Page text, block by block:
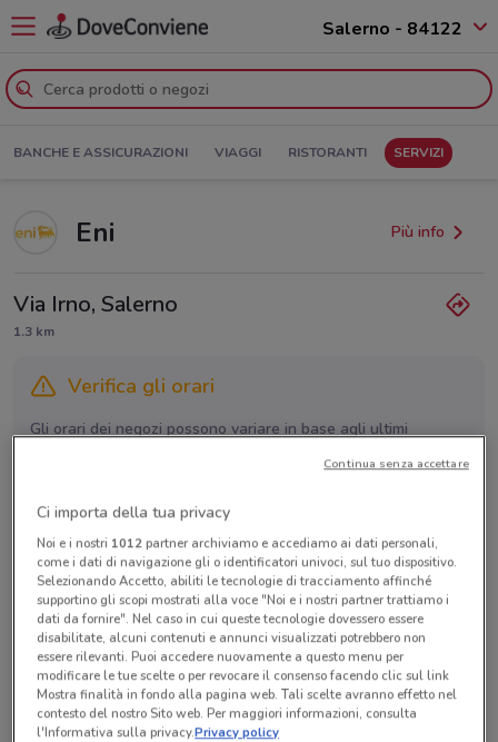
Salerno - 84122
BANCHE E ASSICURAZIONI VIAGGI RISTORANTI SERVIZI
Eni Più info
Via Irno, Salerno
1.3 km
Verifica gli orari
Gli orari dei negozi possono variare in base agli ultimi
provvedimenti regionali o nazionali. Verifica l’accuratezza
Chiama il negozio
Lunedì n.d.
Martedì n.d.
Mercoledì n.d.
Giovedì n.d.
Venerdì n.d.
Sabato n.d.
Domenica n.d.
800 900700
Tutte le promozioni di questo negozio
Ci importa della tua privacy
Noi e i nostri 1012partner archiviamo e accediamo ai dati personali,
come i dati di navigazione gli o identificatori univoci, sul tuo dispositivo.
Selezionando Accetto, abiliti le tecnologie di tracciamento affinché
supportino gli scopi mostrati alla voce "Noi e i nostri partner trattiamo i
dati da fornire". Nel caso in cui queste tecnologie dovessero essere
disabilitate, alcuni contenuti e annunci visualizzati potrebbero non
essere rilevanti. Puoi accedere nuovamente a questo menu per
modificare le tue scelte o per revocare il consenso facendo clic sul link
Mostra finalità in fondo alla pagina web. Tali scelte avranno effetto nel
contesto del nostro Sito web. Per maggiori informazioni, consulta
l'Informativa sulla privacy.Privacy policy
Continua senza accettare